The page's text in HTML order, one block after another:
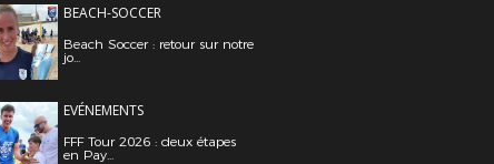
BEACH-SOCCER
Beach Soccer : retour sur notre
jo...
EVÉNEMENTS
FFF Tour 2026 : deux étapes
en Pay...